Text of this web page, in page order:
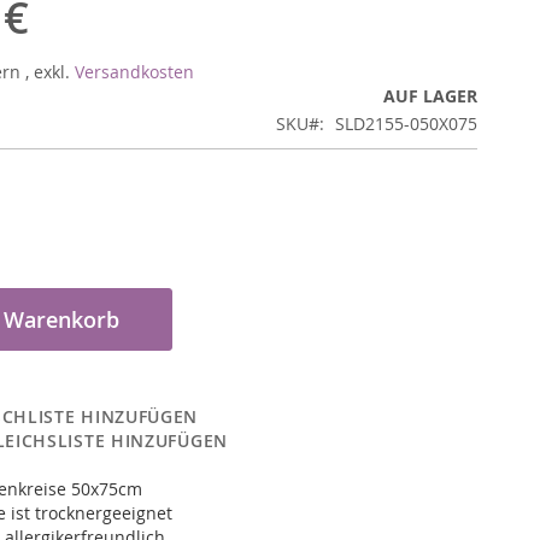
, exkl. Versandkosten
AUF LAGER
SKU
SLD2155-050X075
HINZUFÜGEN
HINZUFÜGEN
50x75cm
ist trocknergeeignet